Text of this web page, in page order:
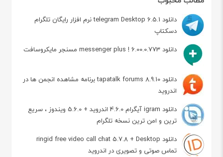
دانلود telegram Desktop 6.5.1 نرم افزار رایگان تلگرام
دسکتاپ
دانلود messenger plus ! 6.00.0.773 مسنجر مایکروسافت
دانلود tapatalk forums 8.9.10 برنامه مشاهده انجمن ها در
اندروید
دانلود igram آیگرام 4.6.0 اندروید + 5.6.0 ویندوز ، سریع
ترین و امن ترین نسخه تلگرام
دانلود ringid free video call chat 5.7.8 + Desktop
تماس صوتی و تصویری در اندروید